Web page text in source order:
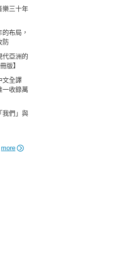
樂三十年
布局，
防
代亞洲的
版】
文全譯
一收錄萬
我們」與
more